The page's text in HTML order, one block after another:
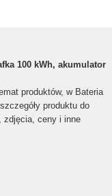
100 kWh, akumulator
produktów, w Bateria
produktu do
zdjęcia, ceny i inne